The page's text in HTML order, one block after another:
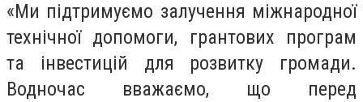
«Ми підтримуємо залучення міжнародної
технічної допомоги, грантових програм
та інвестицій для розвитку громади.
Водночас вважаємо, що перед